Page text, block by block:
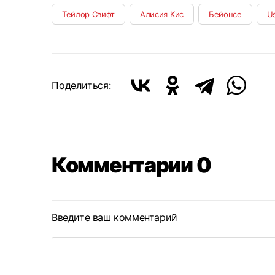
Тейлор Свифт Алисия Кис Бейонсе
Поделиться:
Комментарии 0
Введите ваш комментарий